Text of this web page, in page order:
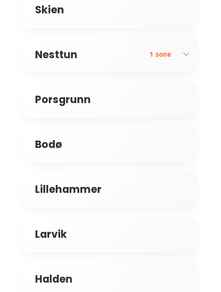
Skien
Nesttun 1 sone
Fana
Porsgrunn
Bodø
Lillehammer
Larvik
Halden